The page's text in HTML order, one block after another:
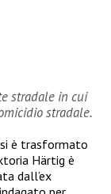
stradale in cui
stradale.
è trasformato
Härtig è
dall’ex